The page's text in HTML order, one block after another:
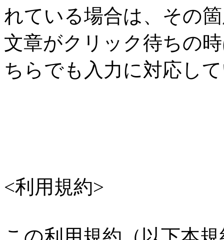
れている場合は、その
文章がクリック待ちの
ちらでも入力に対応し
<利用規約>